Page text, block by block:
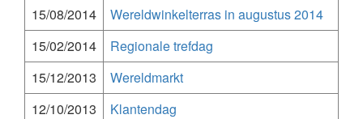
15/08/2014
Wereldwinkelterras in augustus 2014
15/02/2014
Regionale trefdag
15/12/2013
Wereldmarkt
12/10/2013
Klantendag